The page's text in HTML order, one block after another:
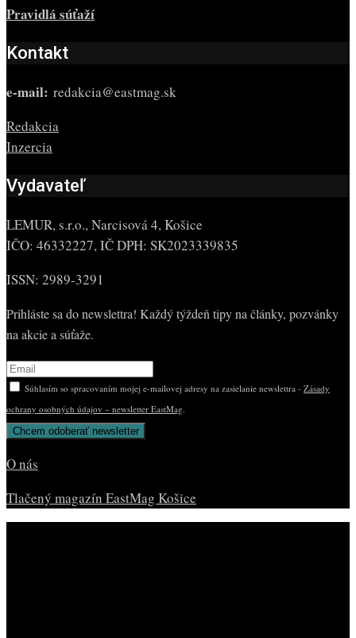
Pravidlá súťaží
Kontakt
e-mail: redakcia@eastmag.sk
Redakcia
Inzercia
Vydavateľ
LEMUR, s.r.o., Narcisová 4, Košice
IČO: 46332227, IČ DPH: SK2023339835
ISSN: 2989-3291
Prihláste sa do newslettra! Každý týždeň tipy na články, pozvánky
na akcie a súťaže.
Súhlasím so spracovaním mojej e-mailovej adresy na zasielanie newslettra - Zásady
ochrany osobných údajov – newsletter EastMag
O nás
Tlačený magazín EastMag Košice